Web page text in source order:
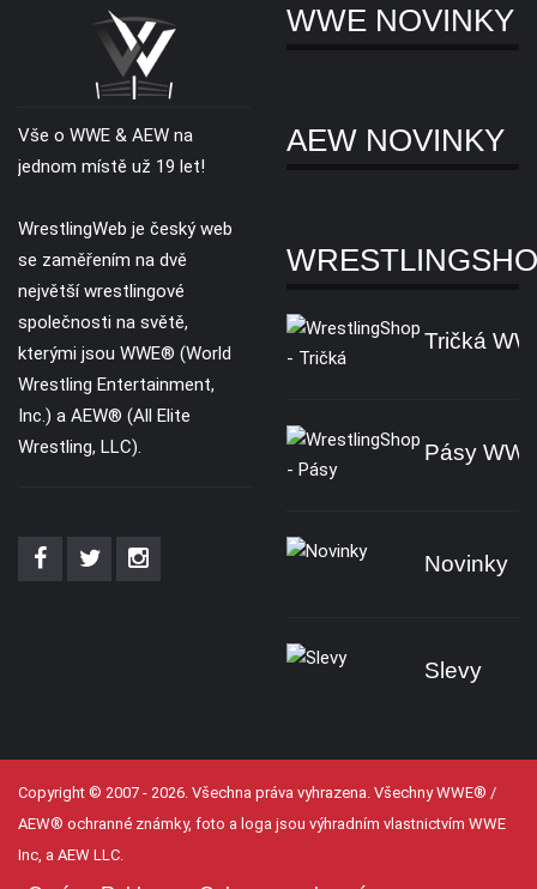
Vše o WWE & AEW na
jednom místě už 19 let!
WrestlingWeb je český web
se zaměřením na dvě
největší wrestlingové
společnosti na světě,
kterými jsou WWE® (World
Wrestling Entertainment,
Inc.) a AEW® (All Elite
Wrestling, LLC).
WWE NOVINKY
AEW NOVINKY
Tričká
Pásy
Novinky
Slevy
Copyright © 2007 - 2026. Všechna práva vyhrazena. Všechny WWE® /
AEW® ochranné známky, foto a loga jsou výhradním vlastnictvím WWE
Inc, a AEW LLC.